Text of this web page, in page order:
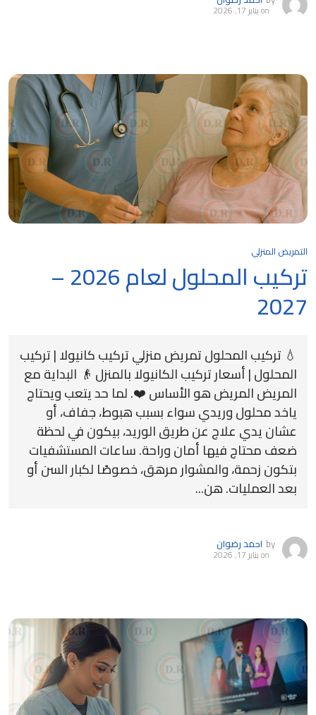
onيناير 17, 2026
التمريض المنزلي
تركيب المحلول لعام 2026 –
2027
💧 تركيب المحلول تمريض منزلي تركيب كانيولا | تركيب
المحلول | أسعار تركيب الكانيولا بالمنزل 👴 البداية مع
المريض المريض هو الأساس ❤️. لما حد يتعب ويحتاج
ياخد محلول وريدي سواء بسبب هبوط، جفاف، أو
عشان يدي علاج عن طريق الوريد، بيكون في لحظة
ضعف محتاج فيها أمان وراحة. ساعات المستشفيات
بتكون زحمة، والمشوار مرهق، خصوصًا لكبار السن أو
بعد العمليات. هن...
by احمد رضوان
onيناير 17, 2026